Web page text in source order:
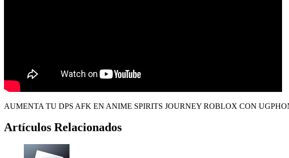
AUMENTA TU DPS AFK EN ANIME SPIRITS JOURNEY ROBLOX CON
Artículos Relacionados